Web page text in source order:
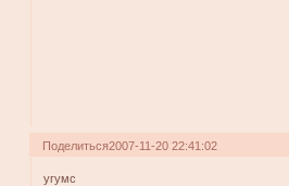
Поделиться2007-11-20 22:41:02
угумс